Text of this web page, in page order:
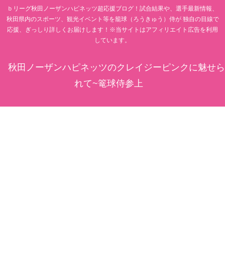
ｂリーグ秋田ノーザンハピネッツ超応援ブログ！試合結果や、選手最新情報、
秋田県内のスポーツ、観光イベント等を籠球（ろうきゅう）侍が 独自の目線で
応援、ぎっしり詳しくお届けします！※当サイトはアフィリエイト広告を利用
しています。
秋田ノーザンハピネッツのクレイジーピンクに魅せら
れて~篭球侍参上